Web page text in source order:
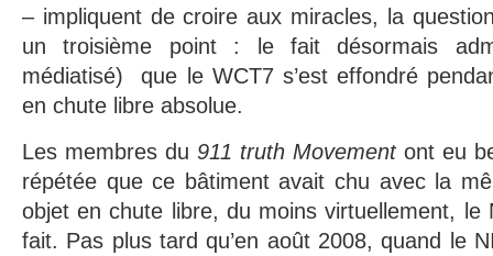
– impliquent de croire aux miracles, la
un troisième point : le fait désormais
médiatisé) que le WCT7 s’est effondré
en chute libre absolue.
Les membres du 911 truth Movement ont eu
répétée que ce bâtiment avait chu avec la
objet en chute libre, du moins virtuellement, le
fait. Pas plus tard qu’en août 2008, quand le